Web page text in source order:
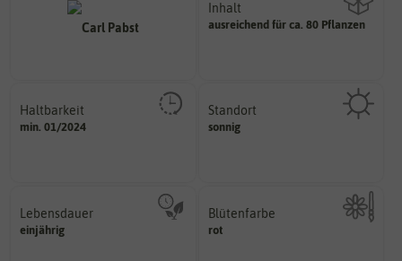
Inhalt
ausreichend für ca. 80 Pflanzen
Wie viel ist enthalten
Haltbarkeit
min. 01/2024
und Pflanzgut sehr gut keimen
sollte.
Standort
sonnig
Pflanze? (schattig, halbschattig,
sonnig, vollsonnig)
Lebensdauer
einjährig
einjährig, zweijährig oder
mehrjährig.
Blütenfarbe
rot
Kann auch mehrfarbig sein.